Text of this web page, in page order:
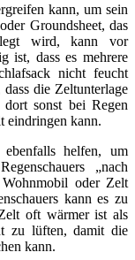
kann, um sein
Groundsheet, das
wird, kann vor
ist, dass es mehrere
nicht feucht
die Zeltunterlage
sonst bei Regen
eindringen kann.
helfen, um
„nach
oder Zelt
kann es zu
oft wärmer ist als
zu lüften, damit die
kann.